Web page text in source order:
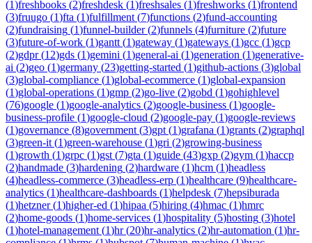
(1)freshbooks (2)freshdesk (1)freshsales (1)freshworks (1)frontend
(3)fruugo (1)fta (1)fulfillment (7)functions (2)fund-accounting
(2)fundraising (1)funnel-builder(2)funnels (4)furniture (2)future
(3)future-of-work (1)gantt (1)gateway (1)gateways (1)gcc (1)gcp
(2)gdpr(12)gds (1)gemini (1)general-ai (1)generation (1)generative-
ai (2)geo (1)germany (23)getting-started (1)github-actions (3)global
(3)global-compliance (1)global-ecommerce (1)global-expansion
(1)global-operations (1)gmp (2)go-live (2)gobd (1)gohighlevel
(76)google (1)google-analytics (2)google-business (1)google-
business-profile (1)google-cloud (2)google-pay (1)google-reviews
(1)governance (8)government (3)gpt (1)grafana (1)grants (2)graphql
(3)green-it (1)green-warehouse (1)gri (2)growing-business
(1)growth (1)grpc (1)gst (7)gta (1)guide (43)gxp (2)gym (1)haccp
(2)handmade (3)hardening (2)hardware (1)hcm (1)headless
(4)headless-commerce (3)headless-erp (1)healthcare (9)healthcare-
analytics (1)healthcare-dashboards (1)helpdesk (7)hepsiburada
(1)hetzner(1)higher-ed (1)hipaa (5)hiring (4)hmac (1)hmrc
(2)home-goods (1)home-services (1)hospitality (5)hosting (3)hotel
(1)hotel-management (1)hr(20)hr-analytics (2)hr-automation (1)hr-